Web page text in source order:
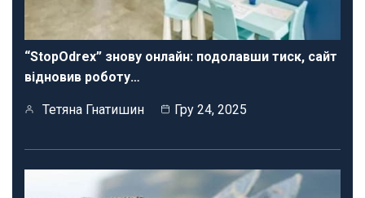
“StopOdrex” знову онлайн: подолавши тиск, сайт
відновив роботу…
Тетяна Гнатишин Гру 24, 2025